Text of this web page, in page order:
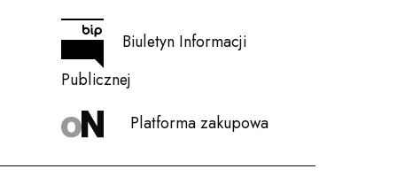
Biuletyn Informacji
Publicznej
Platforma zakupowa